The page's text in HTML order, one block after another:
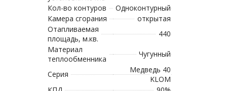
Кол-во контуров
Одноконтурный
Камера сгорания
открытая
Отапливаемая
площадь, м.кв.
440
Материал
теплообменника
Чугунный
Серия
Медведь 40
KLOM